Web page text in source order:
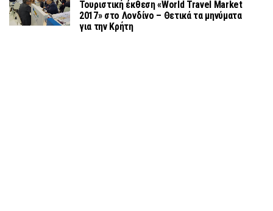
Τουριστική έκθεση «World Travel Market
2017» στο Λονδίνο – Θετικά τα μηνύματα
για την Κρήτη